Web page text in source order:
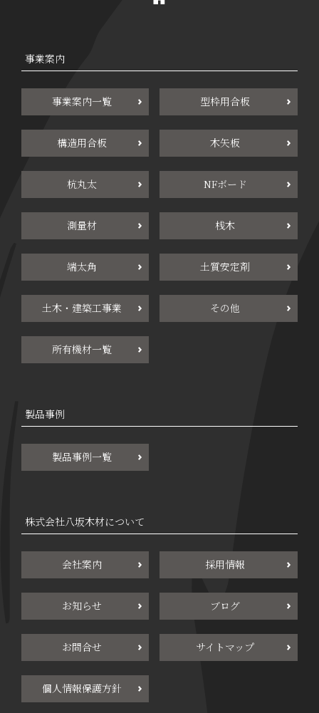
事業案内
事業案内一覧 型枠用合板
構造用合板 木矢板
杭丸太 NFボード
測量材 桟木
端太角 土質安定剤
土木・建築工事業 その他
所有機材一覧
製品事例
製品事例一覧
株式会社八坂木材について
会社案内 採用情報
お知らせ ブログ
お問合せ サイトマップ
個人情報保護方針